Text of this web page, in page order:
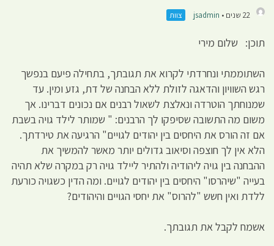
22 שנים • jsadmin צוות
תוכן: שלום מירי
השתוממתי ונחרדתי לקרוא את תגובתך, בתחילה פיעם בנפשך
רגש השוויון והדאגה לזולת ללא הבחנה של דת, גזע ומין. עד
שמנוחתך הוטרדה ונאלצת לשאול רבנים אם נכונים דברינו. אך
משום מה התשובה שסיפקו לך הרבנים: " שמותר לילד גויה בשבת
אם זה הורס את היחסים בין יהודים לגויים" הרגיעה את טירדתך.
הלא אין לך חוצפה וסיאוב גדולים יותר מאשר להמשיך את
ההבחנה בין גויה ליהודיה ולהתיר ליילד גויה רק במקרה שלא תהיה
בעייה "שיהרסו" היחסים בין יהודים לגויים. ומה הדין כשגויה כורעת
ללדת ואין חשש "להרוס" את יחסי הגויים והיהודים?
אשמח לקבל את תגובתך.